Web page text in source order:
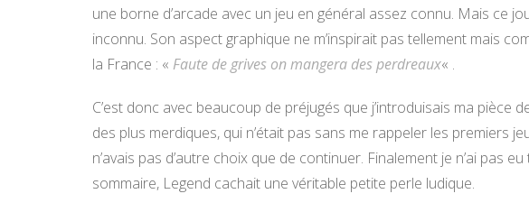
une borne d’arcade avec un jeu en général assez connu. Mais ce
inconnu. Son aspect graphique ne m’inspirait pas tellement mais
la France : « Faute de grives on mangera des perdreaux« .
C’est donc avec beaucoup de préjugés que j’introduisais ma pièce
des plus merdiques, qui n’était pas sans me rappeler les premiers
n’avais pas d’autre choix que de continuer. Finalement je n’ai pas
sommaire, Legend cachait une véritable petite perle ludique.